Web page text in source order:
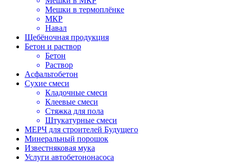
Мешки в термоплёнке
МКР
Навал
Щебёночная продукция
Бетон и раствор
Бетон
Раствор
Асфальтобетон
Сухие смеси
Кладочные смеси
Клеевые смеси
Стяжка для пола
Штукатурные смеси
МЕРЧ для строителей Будущего
Минеральный порошок
Известняковая мука
Услуги автобетононасоса